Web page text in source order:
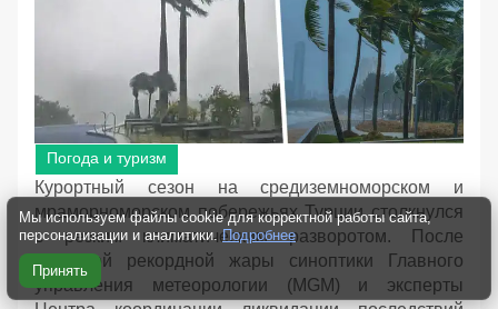
Погода и туризм
Курортный сезон на средиземноморском и
мраморноморском побережьях Турции столкнулся
с резким климатическим разворотом. После
затяжной рекордной жары синоптики Главного
управления метеорологии (MGM) и эксперты
Мы используем файлы cookie для корректной работы сайта,
персонализации и аналитики. Подробнее
Принять